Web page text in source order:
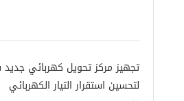
تجهيز مركز تحويل كهربائي
لتحسين استقرار التيار الكهربائي